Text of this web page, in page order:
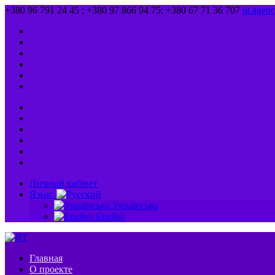
+380 96 791 24 45 ; +380 97 866 94 75; +380 67 71 36 707
Личный кабінет
Язык:
Українська
English
Главная
О проекте